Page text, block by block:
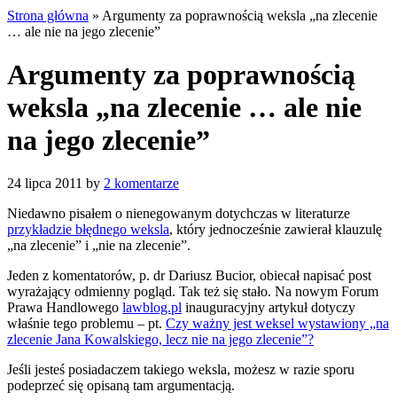
Strona główna » Argumenty za poprawnością weksla „na zlecenie
… ale nie na jego zlecenie”
Argumenty za poprawnością
weksla „na zlecenie … ale nie
na jego zlecenie”
24 lipca 2011 by 2 komentarze
Niedawno pisałem o nienegowanym dotychczas w literaturze
przykładzie błędnego weksla, który jednocześnie zawierał klauzulę
„na zlecenie” i „nie na zlecenie”.
Jeden z komentatorów, p. dr Dariusz Bucior, obiecał napisać post
wyrażający odmienny pogląd. Tak też się stało. Na nowym Forum
Prawa Handlowego lawblog.pl inauguracyjny artykuł dotyczy
właśnie tego problemu – pt. Czy ważny jest weksel wystawiony „na
zlecenie Jana Kowalskiego, lecz nie na jego zlecenie”?
Jeśli jesteś posiadaczem takiego weksla, możesz w razie sporu
podeprzeć się opisaną tam argumentacją.